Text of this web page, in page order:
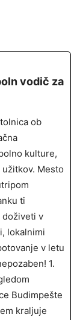
vodič za
ob
kulture,
Mesto
ti
doživeti v
lokalnimi
v letu
1.
Budimpešte
kraljuje